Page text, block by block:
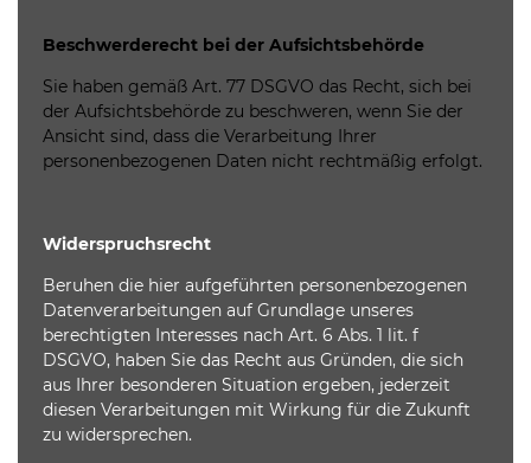
Beschwerderecht bei der Aufsichtsbehörde
Sie haben gemäß Art. 77 DSGVO das Recht, sich bei
der Aufsichtsbehörde zu beschweren, wenn Sie der
Ansicht sind, dass die Verarbeitung Ihrer
personenbezogenen Daten nicht rechtmäßig erfolgt.
Widerspruchsrecht
Beruhen die hier aufgeführten personenbezogenen
Datenverarbeitungen auf Grundlage unseres
berechtigten Interesses nach Art. 6 Abs. 1 lit. f
DSGVO, haben Sie das Recht aus Gründen, die sich
aus Ihrer besonderen Situation ergeben, jederzeit
diesen Verarbeitungen mit Wirkung für die Zukunft
zu widersprechen.